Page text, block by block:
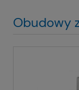
Obudowy